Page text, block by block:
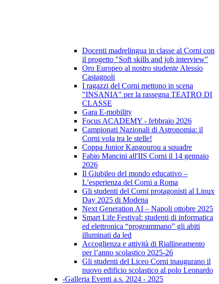
Docenti madrelingua in classe al Corni con
il progetto "Soft skills and job interview"
Oro Europeo al nostro studente Alessio
Castagnoli
I ragazzi del Corni mettono in scena
"INSANIA" per la rassegna TEATRO DI
CLASSE
Gara E-mobility
Focus ACADEMY - febbraio 2026
Campionati Nazionali di Astronomia: il
Corni vola tra le stelle!
Coppa Junior Kangourou a squadre
Fabio Mancini all'IIS Corni il 14 gennaio
2026
Il Giubileo del mondo educativo –
L’esperienza del Corni a Roma
Gli studenti del Corni protagonisti al Linux
Day 2025 di Modena
Next Generation AI – Napoli ottobre 2025
Smart Life Festival: studenti di informatica
ed elettronica “programmano” gli abiti
illuminati da led
Accoglienza e attività di Riallineamento
per l’anno scolastico 2025-26
Gli studenti del Liceo Corni inaugurano il
nuovo edificio scolastico al polo Leonardo
-Galleria Eventi a.s. 2024 - 2025